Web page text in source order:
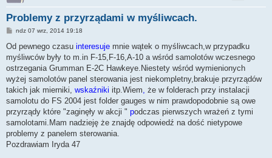
Problemy z przyrządami w myśliwcach.
P
s
ndz 07 wrz, 2014 19:18
Od pewnego czasu interesuje mnie wątek o myśliwcach,w przypadku
myśliwców były to m.in F-15,F-16,A-10 a wśród samolotów wczesnego
ostrzegania Grumman E-2C Hawkeye.Niestety wśród wymienionych
wyżej samolotów panel sterowania jest niekompletny,brakuje przyrządów
takich jak mierniki, wskaźniki itp.Wiem że w folderach przy instalacji
samolotu do FS 2004 jest folder gauges w nim prawdopodobnie są owe
przyrządy które "zaginęły w akcji " podczas pierwszych wrażeń z tymi
samolotami.Mam nadzieję że znajdę odpowiedź na dość nietypowe
problemy z panelem sterowania.
Pozdrawiam Iryda 47